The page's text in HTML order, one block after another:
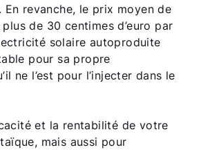
revanche, le prix moyen de
de 30 centimes d’euro par
solaire autoproduite
pour sa propre
ne l’est pour l’injecter dans le
et la rentabilité de votre
mais aussi pour